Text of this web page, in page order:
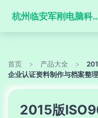
杭州临安军刚电
首页 > 产品大全 >
企业认证资料制作与档案整
2015版